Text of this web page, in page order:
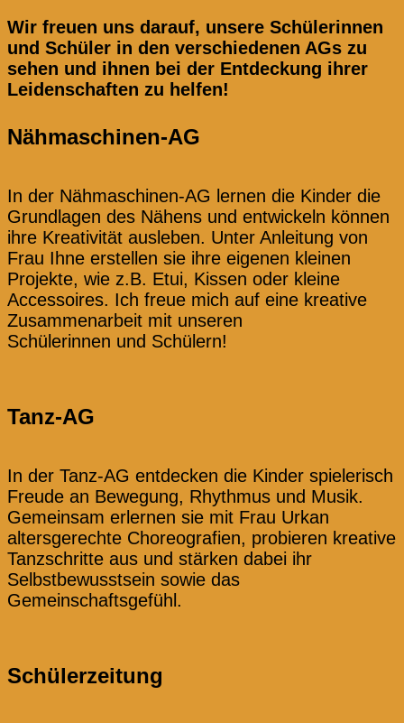
Wir freuen uns darauf, unsere Schülerinnen
und Schüler in den verschiedenen AGs zu
sehen und ihnen bei der Entdeckung ihrer
Leidenschaften zu helfen!
Nähmaschinen-AG
In der Nähmaschinen-AG lernen die Kinder die
Grundlagen des Nähens und entwickeln können
ihre Kreativität ausleben. Unter Anleitung von
Frau Ihne erstellen sie ihre eigenen kleinen
Projekte, wie z.B. Etui, Kissen oder kleine
Accessoires. Ich freue mich auf eine kreative
Zusammenarbeit mit unseren
Schülerinnen und Schülern!
Tanz-AG
In der Tanz-AG entdecken die Kinder spielerisch
Freude an Bewegung, Rhythmus und Musik.
Gemeinsam erlernen sie mit Frau Urkan
altersgerechte Choreografien, probieren kreative
Tanzschritte aus und stärken dabei ihr
Selbstbewusstsein sowie das
Gemeinschaftsgefühl.
Schülerzeitung